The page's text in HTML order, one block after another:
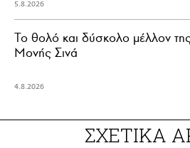
5.8.2026
Το θολό και δύσκολο μέλλον
Μονής Σινά
4.8.2026
ΣΧΕΤΙΚΑ